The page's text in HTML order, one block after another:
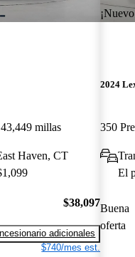
43,449 millas
Haven, CT
$38,097
adicionales
$740/mes est.
2024
350
El
Buena
oferta